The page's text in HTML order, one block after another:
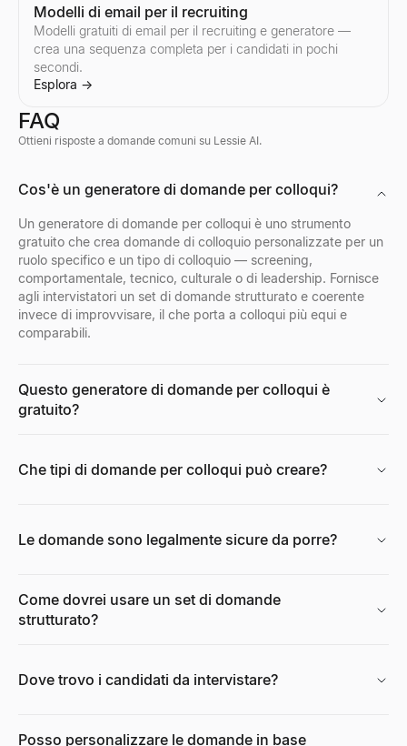
Modelli di email per il recruiting
Modelli gratuiti di email per il recruiting e generatore —
crea una sequenza completa per i candidati in pochi
secondi.
Esplora →
Anteprima di avatar, banner, nomi utente e badge Discord da
Visualizzatore Profili Facebook
Inserisci un nome, un nome utente o un URL di profilo
Esplora→
Esplora→
Esplora→
Calcolatore del Tasso di Crescita
FAQ
Ottieni risposte a domande comuni su Lessie AI.
Cos'è un generatore di domande per colloqui?
Un generatore di domande per colloqui è uno strumento
gratuito che crea domande di colloquio personalizzate per un
ruolo specifico e un tipo di colloquio — screening,
comportamentale, tecnico, culturale o di leadership. Fornisce
agli intervistatori un set di domande strutturato e coerente
invece di improvvisare, il che porta a colloqui più equi e
comparabili.
Questo generatore di domande per colloqui è
gratuito?
Che tipi di domande per colloqui può creare?
Le domande sono legalmente sicure da porre?
Come dovrei usare un set di domande
strutturato?
Dove trovo i candidati da intervistare?
Posso personalizzare le domande in base